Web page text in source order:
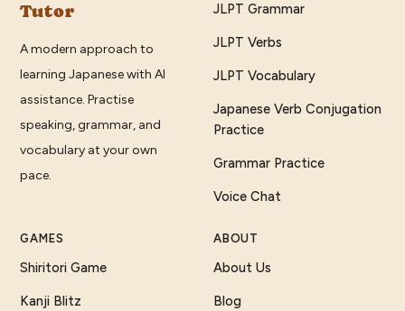
Tutor
A modern approach to
learning Japanese with AI
assistance. Practise
speaking, grammar, and
vocabulary at your own
pace.
JLPT Grammar
JLPT Verbs
JLPT Vocabulary
Japanese Verb Conjugation
Practice
Grammar Practice
Voice Chat
GAMES
Shiritori Game
Kanji Blitz
ABOUT
About Us
Blog